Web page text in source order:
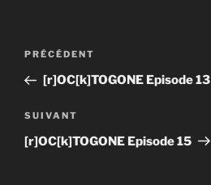
Post
Article
précédent
PRÉCÉDENT
[r]OC[k]TOGONE Episode 13
Article
suivant
SUIVANT
[r]OC[k]TOGONE Episode 15